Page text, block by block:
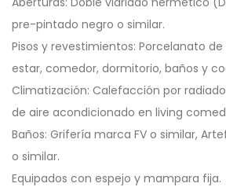
pre-pintado negro o similar.
Pisos y revestimientos: Porcelanato
estar, comedor, dormitorio, baños y
Climatización: Calefacción por
de aire acondicionado ️en living
Baños: Grifería marca FV o similar,
o similar.
️Equipados con espejo y mampara fija.